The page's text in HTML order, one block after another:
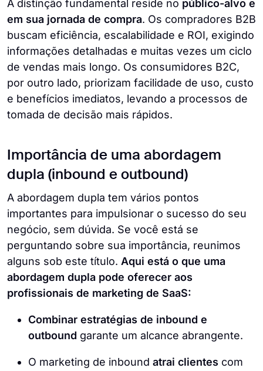
A distinção fundamental reside no público-alvo e
em sua jornada de compra. Os compradores B2B
buscam eficiência, escalabilidade e ROI, exigindo
informações detalhadas e muitas vezes um ciclo
de vendas mais longo. Os consumidores B2C,
por outro lado, priorizam facilidade de uso, custo
e benefícios imediatos, levando a processos de
tomada de decisão mais rápidos.
Importância de uma abordagem
dupla (inbound e outbound)
A abordagem dupla tem vários pontos
importantes para impulsionar o sucesso do seu
negócio, sem dúvida. Se você está se
perguntando sobre sua importância, reunimos
alguns sob este título. Aqui está o que uma
abordagem dupla pode oferecer aos
profissionais de marketing de SaaS:
Combinar estratégias de inbound e
outbound garante um alcance abrangente.
O marketing de inbound atrai clientes com